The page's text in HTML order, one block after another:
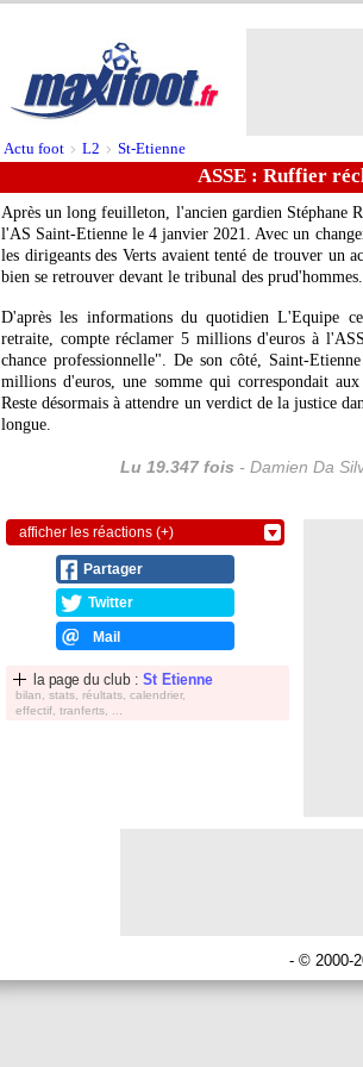
Actu foot > L2 > St-Etienne
ASSE : Ruffier
Après un long feuilleton, l'ancien gardien Stéphane
l'AS Saint-Etienne le 4 janvier 2021. Avec un
les dirigeants des Verts avaient tenté de trouver un
bien se retrouver devant le tribunal des prud'hommes.
D'après les informations du quotidien L'Equipe
retraite, compte réclamer 5 millions d'euros à
chance professionnelle". De son côté, Saint-
millions d'euros, une somme qui correspondait
Reste désormais à attendre un verdict de la justice
longue.
Lu 19.347 fois - Damien Da
afficher les réactions (+)
Partager
Twitter
Mail
la page du club : St Etienne
bilan, stats, réultats, calendrier,
effectif, tranferts, ...
- © 2000-